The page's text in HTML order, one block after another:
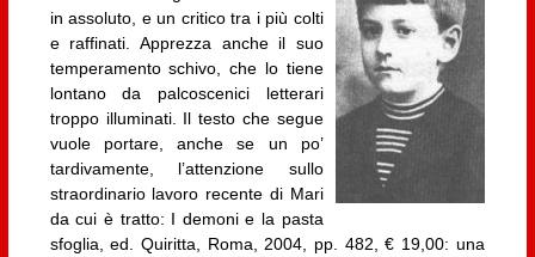
in assoluto, e un critico tra i più colti
e raffinati. Apprezza anche il suo
temperamento schivo, che lo tiene
lontano da palcoscenici letterari
troppo illuminati. Il testo che segue
vuole portare, anche se un po’
tardivamente, l’attenzione sullo
straordinario lavoro recente di Mari
da cui è tratto: I demoni e la pasta
sfoglia, ed. Quiritta, Roma, 2004, pp. 482, € 19,00: una